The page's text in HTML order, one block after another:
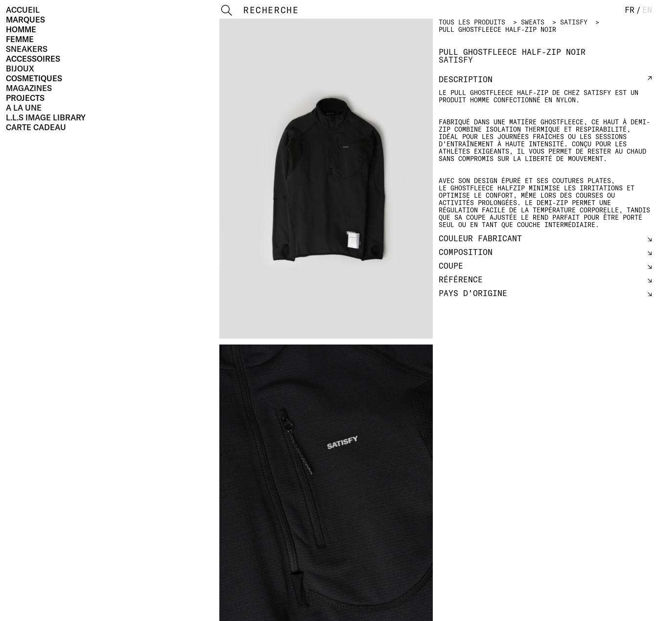
ACCUEIL
MARQUES
HOMME
FEMME
SNEAKERS
ACCESSOIRES
BIJOUX
COSMETIQUES
MAGAZINES
PROJECTS
A LA UNE
L.L.S IMAGE LIBRARY
CARTE CADEAU
RECHERCHE FR / EN
TOUS LES PRODUITS SWEATS
SATISFY
PULL GHOSTFLEECE HALF-ZIP NOIR
PULL GHOSTFLEECE HALF-ZIP NOIR
SATISFY
DESCRIPTION
LE PULL GHOSTFLEECE HALF-ZIP DE CHEZ SATISFY EST UN
PRODUIT HOMME CONFECTIONNÉ EN NYLON.
FABRIQUÉ DANS UNE MATIÈRE GHOSTFLEECE, CE HAUT À DEMI-
ZIP COMBINE ISOLATION THERMIQUE ET RESPIRABILITÉ,
IDÉAL POUR LES JOURNÉES FRAÎCHES OU LES SESSIONS
D'ENTRAÎNEMENT À HAUTE INTENSITÉ. CONÇU POUR LES
ATHLÈTES EXIGEANTS, IL VOUS PERMET DE RESTER AU CHAUD
SANS COMPROMIS SUR LA LIBERTÉ DE MOUVEMENT.
AVEC SON DESIGN ÉPURÉ ET SES COUTURES PLATES,
LE GHOSTFLEECE HALFZIP MINIMISE LES IRRITATIONS ET
OPTIMISE LE CONFORT, MÊME LORS DES COURSES OU
ACTIVITÉS PROLONGÉES. LE DEMI-ZIP PERMET UNE
RÉGULATION FACILE DE LA TEMPÉRATURE CORPORELLE, TANDIS
QUE SA COUPE AJUSTÉE LE REND PARFAIT POUR ÊTRE PORTÉ
SEUL OU EN TANT QUE COUCHE INTERMÉDIAIRE.
COULEUR FABRICANT
COMPOSITION
COUPE
RÉFÉRENCE
PAYS D'ORIGINE